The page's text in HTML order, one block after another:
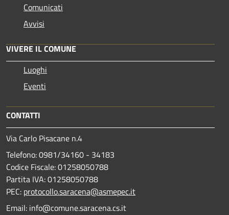
Comunicati
Avvisi
VIVERE IL COMUNE
Luoghi
Eventi
CONTATTI
Via Carlo Pisacane n.4
Telefono: 0981/34160 - 34183
Codice Fiscale: 01258050788
Partita IVA: 01258050788
PEC: protocollo.saracena@asmepec.it
Email: info@comune.saracena.cs.it